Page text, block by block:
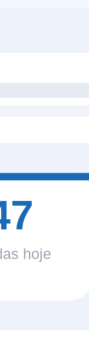
hoje